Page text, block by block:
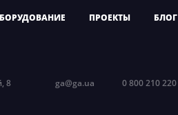
ПРОЕКТЫ БЛОГ
8 ga@ga.ua 0 800 210 220